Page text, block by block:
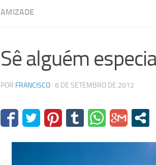
AMIZADE
Sê alguém
POR FRANCISCO · 6 DE SETEMBRO DE 2012